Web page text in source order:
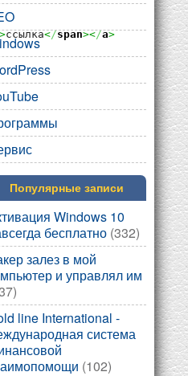
>ссылка</span></a>
Популярные записи
Windows 10
бесплатно (332)
залез в мой
и управлял им
line International -
система
(102)